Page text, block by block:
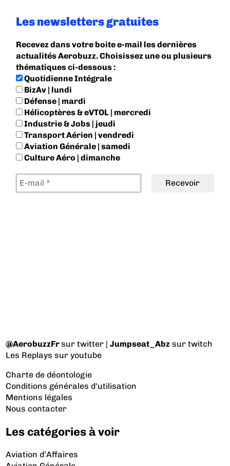
Les newsletters gratuites
Recevez dans votre boite e-mail les dernières
actualités Aerobuzz. Choisissez une ou plusieurs
thématiques ci-dessous :
Quotidienne Intégrale
BizAv | lundi
Défense | mardi
Hélicoptères & eVTOL | mercredi
Industrie & Jobs | jeudi
Transport Aérien | vendredi
Aviation Générale | samedi
Culture Aéro | dimanche
@AerobuzzFrsur twitter |Jumpseat_Abz sur twitch
Les Replays sur youtube
Charte de déontologie
Conditions générales d'utilisation
Mentions légales
Nous contacter
Les catégories à voir
Aviation d’Affaires